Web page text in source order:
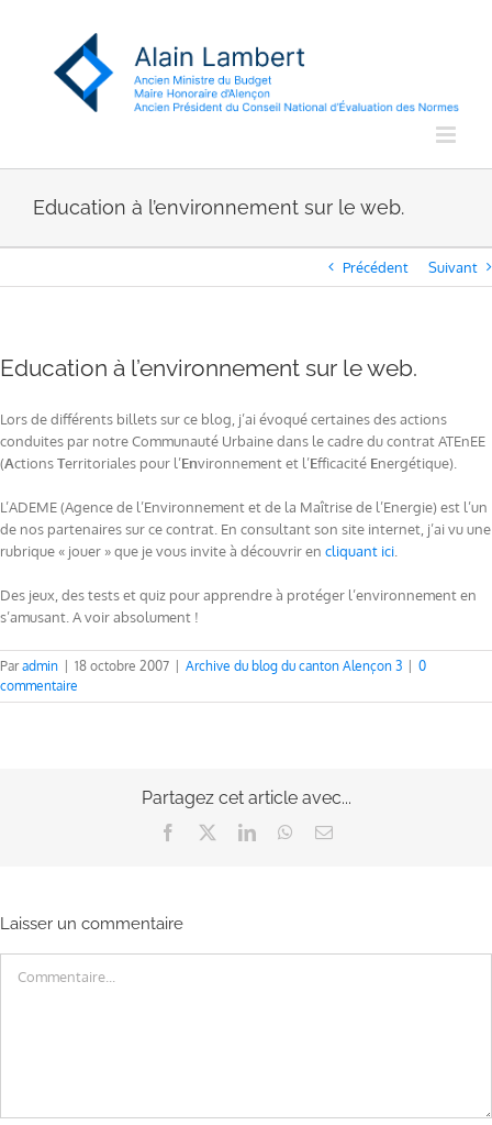
Education à l’environnement sur le web.
Précédent Suivant
Education à l’environnement sur le web.
Lors de différents billets sur ce blog, j’ai évoqué certaines des actions
conduites par notre Communauté Urbaine dans le cadre du contrat ATEnEE
(ActionsTerritoriales pour l’Environnement et l’Efficacité Energétique).
L’ADEME (Agence de l’Environnement et de la Maîtrise de l’Energie) est l’un
de nos partenaires sur ce contrat. En consultant son site internet, j’ai vu une
rubrique « jouer » que je vous invite à découvrir en cliquant ici
Des jeux, des tests et quiz pour apprendre à protéger l’environnement en
s’amusant. A voir absolument !
Paradmin 18 octobre 2007 Archive du blog du canton Alençon 3
0
commentaire
Partagez cet article avec...
Facebook LinkedInWhatsApp
Email
Laisser un commentaire